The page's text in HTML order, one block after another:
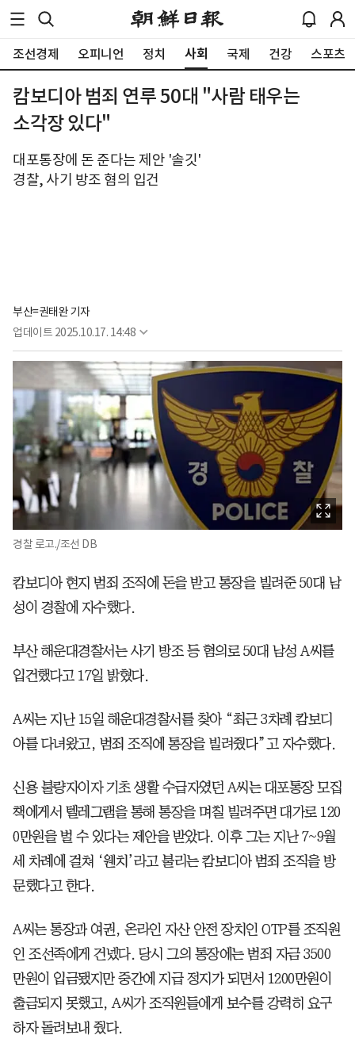
조선경제 오피니언 정치 사회 국제 건강 스포츠
캄보디아 범죄 연루 50대 "사람 태우는
소각장 있다"
대포통장에 돈 준다는 제안 '솔깃'
경찰, 사기 방조 혐의 입건
부산=권태완 기자
업데이트 2025.10.17. 14:48
경찰 로고./조선 DB
캄보디아 현지 범죄 조직에 돈을 받고 통장을 빌려준 50대 남
성이 경찰에 자수했다.
부산 해운대경찰서는 사기 방조 등 혐의로 50대 남성 A씨를
입건했다고 17일 밝혔다.
A씨는 지난 15일 해운대경찰서를 찾아 “최근 3차례 캄보디
아를 다녀왔고, 범죄 조직에 통장을 빌려줬다”고 자수했다.
신용 불량자이자 기초 생활 수급자였던 A씨는 대포통장 모집
책에게서 텔레그램을 통해 통장을 며칠 빌려주면 대가로 120
0만원을 벌 수 있다는 제안을 받았다. 이후 그는 지난 7~9월
세 차례에 걸쳐 ‘웬치’라고 불리는 캄보디아 범죄 조직을 방
문했다고 한다.
A씨는 통장과 여권, 온라인 자산 안전 장치인 OTP를 조직원
인 조선족에게 건넸다. 당시 그의 통장에는 범죄 자금 3500
만원이 입금됐지만 중간에 지급 정지가 되면서 1200만원이
출금되지 못했고, A씨가 조직원들에게 보수를 강력히 요구
하자 돌려보내 줬다.